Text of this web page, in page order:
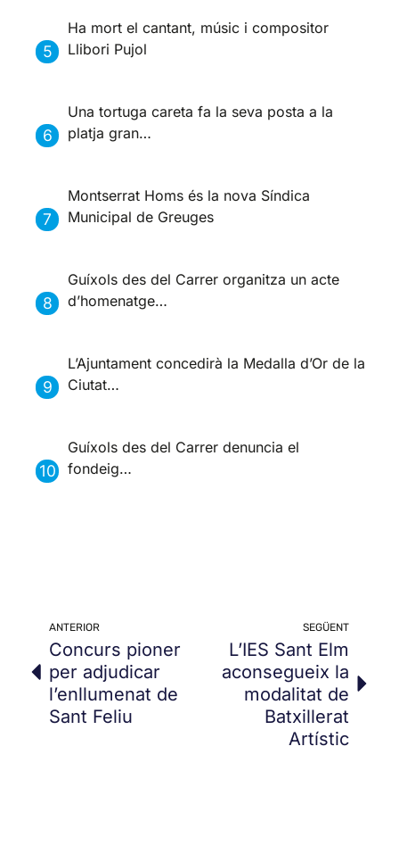
Ha mort el cantant, músic i compositor
Llibori Pujol
Una tortuga careta fa la seva posta a la
platja gran…
Montserrat Homs és la nova Síndica
Municipal de Greuges
Guíxols des del Carrer organitza un acte
d’homenatge…
L’Ajuntament concedirà la Medalla d’Or de la
Ciutat…
Guíxols des del Carrer denuncia el
fondeig…
ANTERIOR
Concurs pioner
per adjudicar
l’enllumenat de
Sant Feliu
SEGÜENT
L’IES Sant Elm
aconsegueix la
modalitat de
Batxillerat
Artístic